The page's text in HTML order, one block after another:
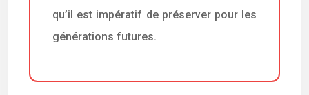
qu’il est impératif de préserver pour les
générations futures.